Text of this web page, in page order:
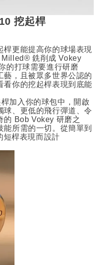
挖起桿
桿更能提高你的球場表現
Milled® 銑削成 Vokey
的打球需要進行研磨
藝，且被眾多世界公認的
看你的挖起桿表現到底能
加入你的球包中，開啟
球、更低的飛行彈道、令
的 Bob Vokey 研磨之
所需的一切。從簡單到
短桿表現而設計